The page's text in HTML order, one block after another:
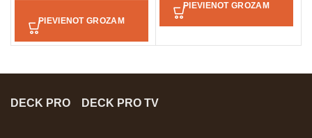
PIEVIENOT GROZAM
PIEVIENOT GROZAM
DECK PRO DECK PRO TV